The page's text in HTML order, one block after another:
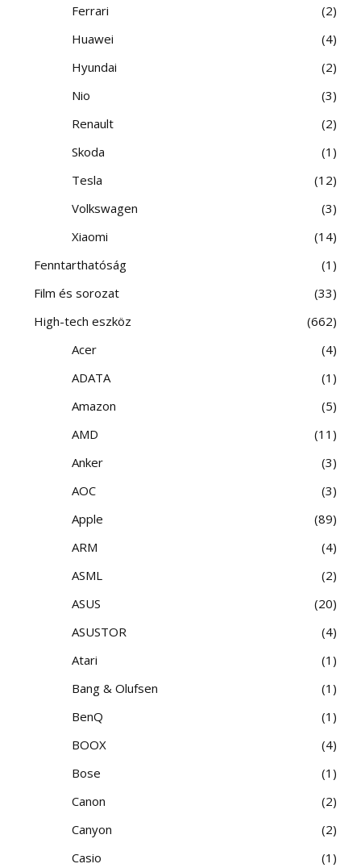
Ferrari
2
Huawei
4
Hyundai
2
Nio
3
Renault
2
Skoda
1
Tesla
12
Volkswagen
3
Xiaomi
14
Fenntarthatóság
1
Film és sorozat
33
High-tech eszköz
662
Acer
4
ADATA
1
Amazon
5
AMD
11
Anker
3
AOC
3
Apple
89
ARM
4
ASML
2
ASUS
20
ASUSTOR
4
Atari
1
Bang & Olufsen
1
BenQ
1
BOOX
4
Bose
1
Canon
2
Canyon
2
Casio
1